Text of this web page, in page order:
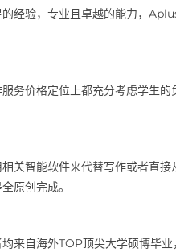
经验，专业且卓越的能力，
务价格定位上都充分考虑学生
关智能软件来代替写作或者直接
原创完成。
来自海外TOP顶尖大学硕博毕